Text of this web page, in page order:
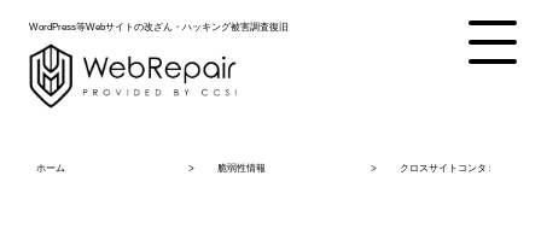
WordPress等Webサイトの改ざん・ハッキング被害調査復旧
ホーム 脆弱性情報 クロスサイトコンタミネーショ